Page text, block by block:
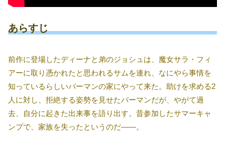
あらすじ
前作に登場したディーナと弟のジョシュは、魔女サラ・フィ
アーに取り憑かれたと思われるサムを連れ、なにやら事情を
知っているらしいバーマンの家にやって来た。助けを求める2
人に対し、拒絶する姿勢を見せたバーマンだが、やがて過
去、自分に起きた出来事を語り出す。昔参加したサマーキャ
ンプで、家族を失ったというのだ――。